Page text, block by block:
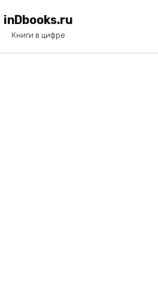
inDbooks.ru
Книги в цифре